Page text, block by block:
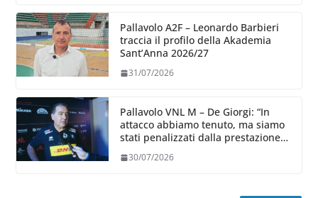
Pallavolo A2F – Leonardo Barbieri
traccia il profilo della Akademia
Sant’Anna 2026/27
31/07/2026
Pallavolo VNL M – De Giorgi: “In
attacco abbiamo tenuto, ma siamo
stati penalizzati dalla prestazione
30/07/2026